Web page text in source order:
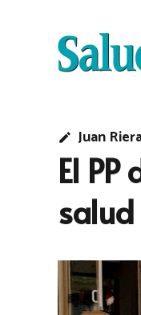
edit Juan
El